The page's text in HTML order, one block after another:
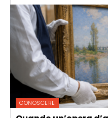
CONOSCERE